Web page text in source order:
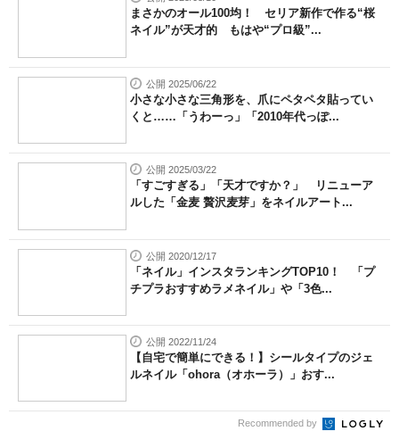
まさかのオール100均！ セリア新作で作る“桜
ネイル”が天才的 もはや“プロ級”...
公開 2025/06/22
小さな小さな三角形を、爪にペタペタ貼ってい
くと……「うわーっ」「2010年代っぽ...
公開 2025/03/22
「すごすぎる」「天才ですか？」 リニューア
ルした「金麦 贅沢麦芽」をネイルアート...
公開 2020/12/17
「ネイル」インスタランキングTOP10！ 「プ
チプラおすすめラメネイル」や「3色...
公開 2022/11/24
【自宅で簡単にできる！】シールタイプのジェ
ルネイル「ohora（オホーラ）」おす...
Recommended by